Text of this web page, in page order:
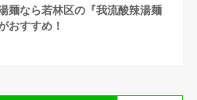
麺なら若林区の『我流酸辣湯麺
おすすめ！